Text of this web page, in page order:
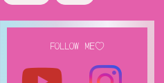
FOLLOW ME♡